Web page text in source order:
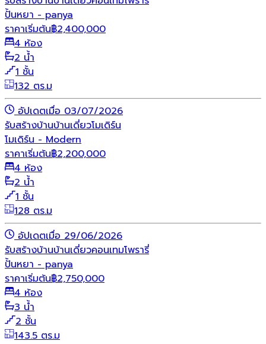
ปั้นหยา - panya
ราคาเริ่มต้น฿2,400,000
4 ห้อง
2 น้ำ
1 ชั้น
132 ตร.ม
อัปเดตเมื่อ 03/07/2026
รับสร้างบ้านบ้านเดี่ยวโมเดิร์น
โมเดิร์น - Modern
ราคาเริ่มต้น฿2,200,000
4 ห้อง
2 น้ำ
1 ชั้น
128 ตร.ม
อัปเดตเมื่อ 29/06/2026
รับสร้างบ้านบ้านเดี่ยวคอนเทมโพรารี่
ปั้นหยา - panya
ราคาเริ่มต้น฿2,750,000
4 ห้อง
3 น้ำ
2 ชั้น
143.5 ตร.ม